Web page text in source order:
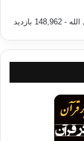
- 148,962 بازدید